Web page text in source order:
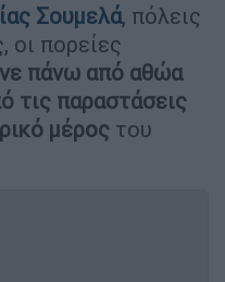
Σουμελά, πόλεις
οι πορείες
πάνω από αθώα
τις παραστάσεις
μέρος του